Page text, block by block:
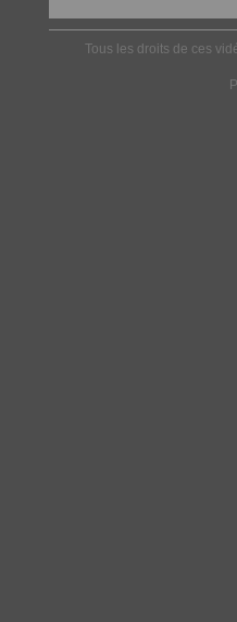
Tous les droits de ces